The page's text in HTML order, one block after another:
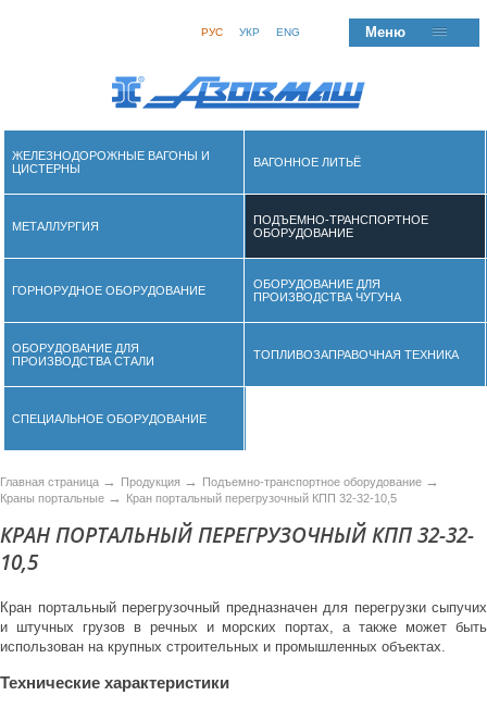
РУС УКР ENG Меню
ЖЕЛЕЗНОДОРОЖНЫЕ ВАГОНЫ И
ЦИСТЕРНЫ
ВАГОННОЕ ЛИТЬЁ
МЕТАЛЛУРГИЯ
ПОДЪЕМНО-ТРАНСПОРТНОЕ
ОБОРУДОВАНИЕ
ГОРНОРУДНОЕ ОБОРУДОВАНИЕ
ОБОРУДОВАНИЕ ДЛЯ
ПРОИЗВОДСТВА ЧУГУНА
ОБОРУДОВАНИЕ ДЛЯ
ПРОИЗВОДСТВА СТАЛИ
ТОПЛИВОЗАПРАВОЧНАЯ ТЕХНИКА
СПЕЦИАЛЬНОЕ ОБОРУДОВАНИЕ
Главная страница → Продукция → Подъемно-транспортное оборудование →
Краны портальные → Кран портальный перегрузочный КПП 32-32-10,5
КРАН ПОРТАЛЬНЫЙ ПЕРЕГРУЗОЧНЫЙ КПП 32-32-
10,5
Кран портальный перегрузочный предназначен для перегрузки сыпучих
и штучных грузов в речных и морских портах, а также может быть
использован на крупных строительных и промышленных объектах.
Технические характеристики